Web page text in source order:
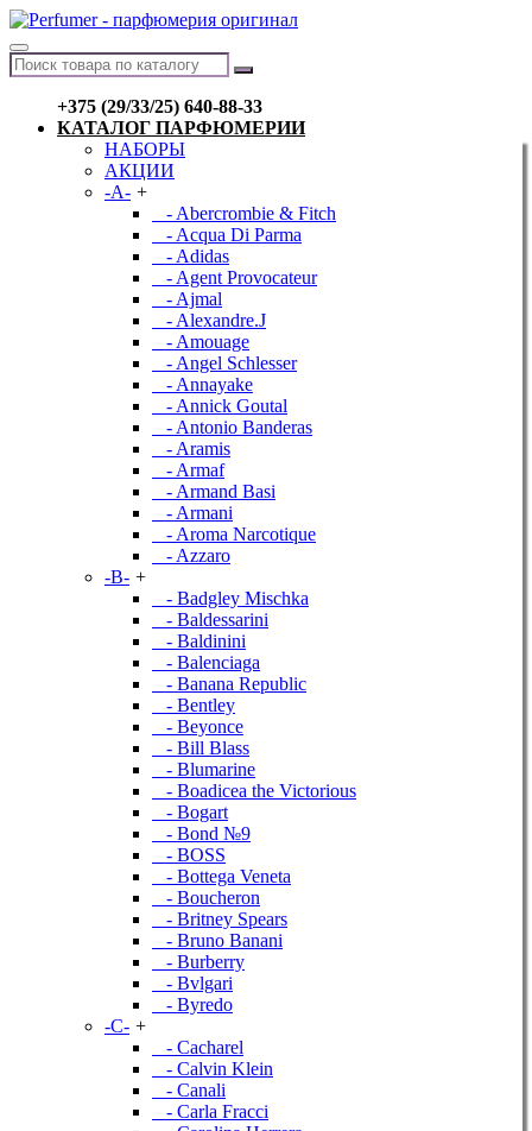
+375 (29/33/25) 640-88-33
КАТАЛОГ ПАРФЮМЕРИИ
НАБОРЫ
АКЦИИ
-A- +
- Abercrombie & Fitch
- Acqua Di Parma
- Adidas
- Agent Provocateur
- Ajmal
- Alexandre.J
- Amouage
- Angel Schlesser
- Annayake
- Annick Goutal
- Antonio Banderas
- Aramis
- Armaf
- Armand Basi
- Armani
- Aroma Narcotique
- Azzaro
-B- +
- Badgley Mischka
- Baldessarini
- Baldinini
- Balenciaga
- Banana Republic
- Bentley
- Beyonce
- Bill Blass
- Blumarine
- Boadicea the Victorious
- Bogart
- Bond №9
- BOSS
- Bottega Veneta
- Boucheron
- Britney Spears
- Bruno Banani
- Burberry
- Bvlgari
- Byredo
-C- +
- Cacharel
- Calvin Klein
- Canali
- Carla Fracci